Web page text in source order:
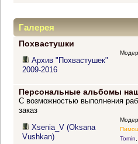
Галерея
Похвастушки
Архив "Похвастушек"
2009-2016
Персональные альбомы
С возможностью выполнения
заказ
Xsenia_V (Oksana
Vushkan)
Tomin,